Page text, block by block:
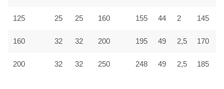
125 25 25 160 155 44 2 145
160 32 32 200 195 49 2,5 170
200 32 32 250 248 49 2,5 185